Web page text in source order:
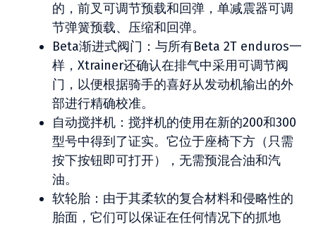
的，前叉可调节预载和回弹，单减震器可调
节弹簧预载、压缩和回弹。
Beta渐进式阀门：与所有Beta 2T enduros一
样，Xtrainer还确认在排气中采用可调节阀
门，以便根据骑手的喜好从发动机输出的外
部进行精确校准。
自动搅拌机：搅拌机的使用在新的200和300
型号中得到了证实。它位于座椅下方（只需
按下按钮即可打开），无需预混合油和汽
油。
软轮胎：由于其柔软的复合材料和侵略性的
胎面，它们可以保证在任何情况下的抓地